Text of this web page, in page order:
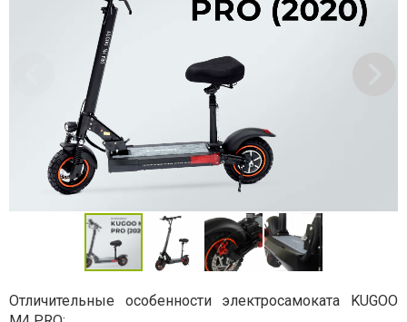
Отличительные особенности электросамоката KUGOO